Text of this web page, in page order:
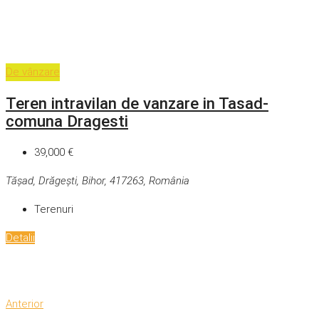
De vânzare
Teren intravilan de vanzare in Tasad-
comuna Dragesti
39,000 €
Tășad, Drăgești, Bihor, 417263, România
Terenuri
Detalii
Anterior